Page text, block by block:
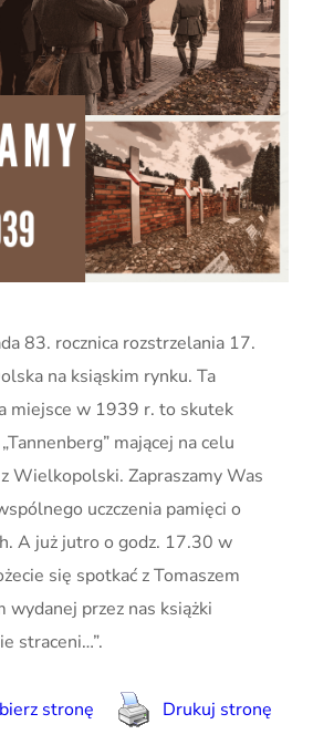
83. rocznica rozstrzelania 17.
na ksiąskim rynku. Ta
miejsce w 1939 r. to skutek
mającej na celu
Wielkopolski. Zapraszamy Was
uczczenia pamięci o
A już jutro o godz. 17.30 w
się spotkać z Tomaszem
wydanej przez nas książki
straceni…”.
stronę Drukuj stronę